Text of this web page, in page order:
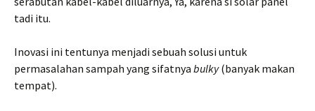
tadi itu.
Inovasi ini tentunya menjadi sebuah solusi untuk
permasalahan sampah yang sifatnya bulky(banyak makan
tempat).